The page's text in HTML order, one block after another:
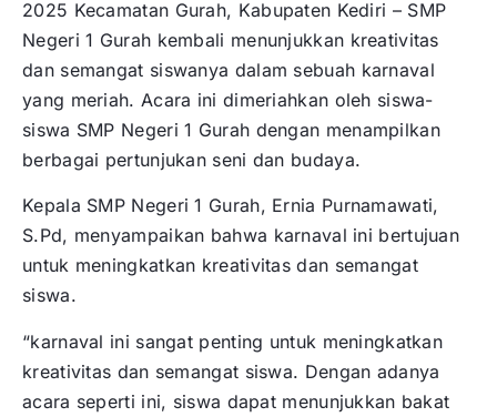
2025 Kecamatan Gurah, Kabupaten Kediri – SMP
Negeri 1 Gurah kembali menunjukkan kreativitas
dan semangat siswanya dalam sebuah karnaval
yang meriah. Acara ini dimeriahkan oleh siswa-
siswa SMP Negeri 1 Gurah dengan menampilkan
berbagai pertunjukan seni dan budaya.
Kepala SMP Negeri 1 Gurah, Ernia Purnamawati,
S.Pd, menyampaikan bahwa karnaval ini bertujuan
untuk meningkatkan kreativitas dan semangat
siswa.
“karnaval ini sangat penting untuk meningkatkan
kreativitas dan semangat siswa. Dengan adanya
acara seperti ini, siswa dapat menunjukkan bakat